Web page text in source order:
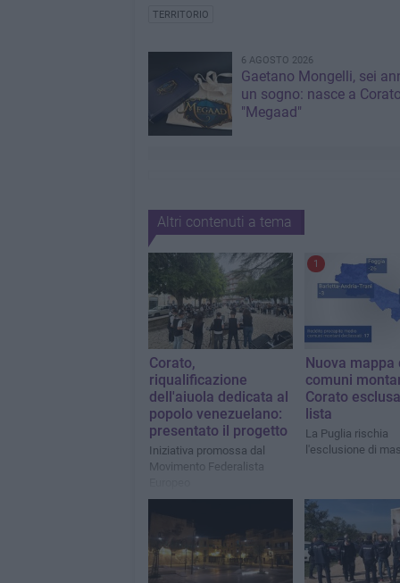
TERRITORIO
6 AGOSTO 2026
Gaetano Mongelli, sei
un sogno: nasce a Corato
"Megaad"
Altri contenuti a tema
Corato,
riqualificazione
dell'aiuola dedicata al
popolo venezuelano:
presentato il progetto
Iniziativa promossa dal
Movimento Federalista
1
Nuova mappa
comuni
Corato
lista
La Puglia rischia
l'esclusione di